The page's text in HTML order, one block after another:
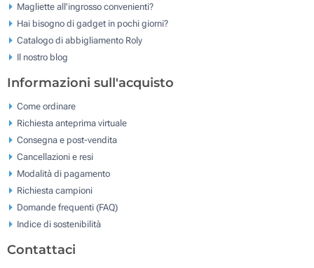
Magliette all'ingrosso convenienti?
Hai bisogno di gadget in pochi giorni?
Catalogo di abbigliamento Roly
Il nostro blog
Informazioni sull'acquisto
Come ordinare
Richiesta anteprima virtuale
Consegna e post-vendita
Cancellazioni e resi
Modalità di pagamento
Richiesta campioni
Domande frequenti (FAQ)
Indice di sostenibilità
Contattaci